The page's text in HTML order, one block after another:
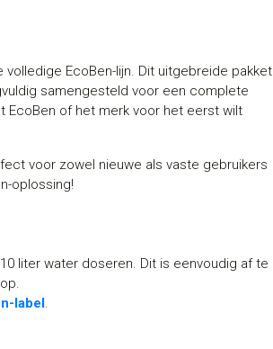
EcoBen-lijn. Dit uitgebreide pakket
samengesteld voor een complete
EcoBen of het merk voor het eerst wilt
voor zowel nieuwe als vaste gebruikers
oplossing!
liter water doseren. Dit is eenvoudig af te
label.